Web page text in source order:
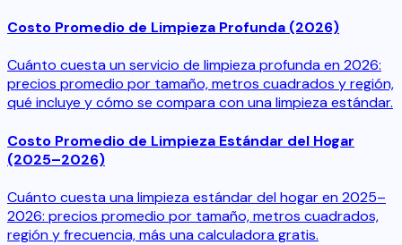
Costo Promedio de Limpieza Profunda (2026)
Cuánto cuesta un servicio de limpieza profunda en 2026:
precios promedio por tamaño, metros cuadrados y región,
qué incluye y cómo se compara con una limpieza estándar.
Costo Promedio de Limpieza Estándar del Hogar
(2025–2026)
Cuánto cuesta una limpieza estándar del hogar en 2025–
2026: precios promedio por tamaño, metros cuadrados,
región y frecuencia, más una calculadora gratis.